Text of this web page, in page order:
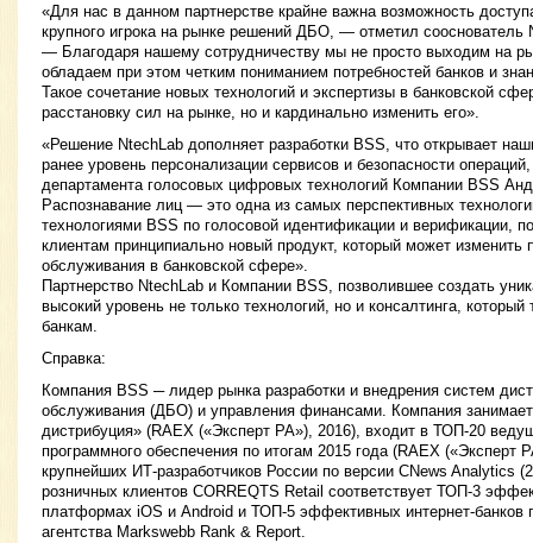
«Для нас в данном партнерстве крайне важна возможность
крупного игрока на рынке решений ДБО, — отметил сооснователь
— Благодаря нашему сотрудничеству мы не просто выходим на
обладаем при этом четким пониманием потребностей банков и
Такое сочетание новых технологий и экспертизы в банковской
расстановку сил на рынке, но и кардинально изменить его».
«Решение NtechLab дополняет разработки BSS, что открывает
ранее уровень персонализации сервисов и безопасности
департамента голосовых цифровых технологий Компании BSS
Распознавание лиц — это одна из самых перспективных
технологиями BSS по голосовой идентификации и верификации,
клиентам принципиально новый продукт, который может изменить
обслуживания в банковской сфере».
Партнерство NtechLab и Компании BSS, позволившее создать
высокий уровень не только технологий, но и консалтинга,
банкам.
Справка:
Компания BSS ─ лидер рынка разработки и внедрения систем
обслуживания (ДБО) и управления финансами. Компания
дистрибуция» (RAEX («Эксперт РА»), 2016), входит в ТОП-20
программного обеспечения по итогам 2015 года (RAEX («Эксперт
крупнейших ИТ-разработчиков России по версии CNews Analytics
розничных клиентов CORREQTS Retail соответствует ТОП-3
платформах iOS и Android и ТОП-5 эффективных интернет-банков
агентства Markswebb Rank & Report.